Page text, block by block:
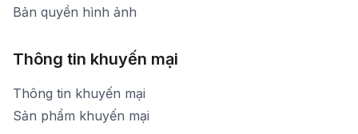
Bản quyền hình ảnh
Thông tin khuyến mại
Thông tin khuyến mại
Sản phẩm khuyến mại